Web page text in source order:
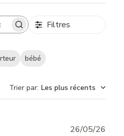
Filtres
bébé
Trier par: Les plus récents
26/05/26